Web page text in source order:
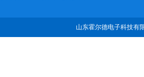
山东霍尔德电子科技有